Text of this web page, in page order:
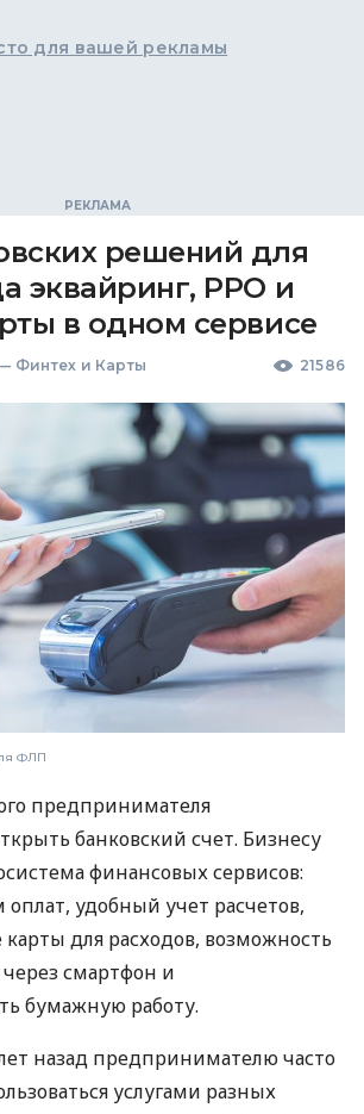
для вашей рекламы
решений для
эквайринг, РРО и
в одном сервисе
Финтех и Карты 21586
ФЛП
предпринимателя
банковский счет. Бизнесу
финансовых сервисов:
удобный учет расчетов,
для расходов, возможность
смартфон и
бумажную работу.
назад предпринимателю часто
услугами разных